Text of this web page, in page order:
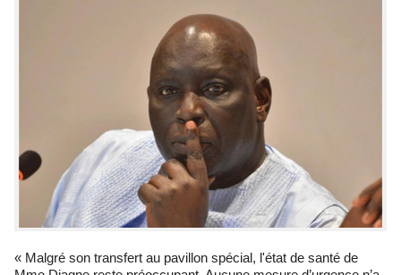
« Malgré son transfert au pavillon spécial, l'état de santé de